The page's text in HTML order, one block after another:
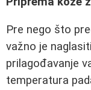
Pre nego što
važno je
prilagođavanje
temperatura